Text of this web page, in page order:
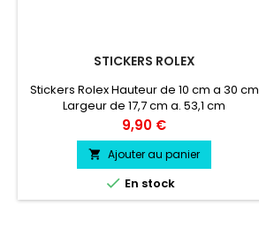
STICKERS ROLEX
Stickers Rolex Hauteur de 10 cm a 30 cm
Largeur de 17,7 cm a. 53,1 cm
Prix
9,90 €
 Ajouter au panier
 En stock